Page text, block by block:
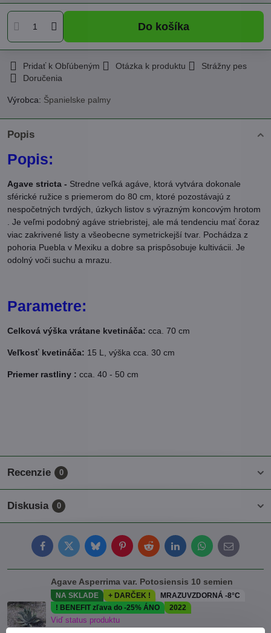
Do košíka
Pridať k Obľúbeným Otázka k produktu
Strážny pes
Doručenia
Výrobca: Španielske palmy
Popis
Popis:
Agave stricta - Stredne veľká agáve, ktorá vytvára dokonale
sférické ružice s priemerom do 80 cm, ktoré pozostávajú z
nespočetných tvrdých, úzkych listov s výrazným koncovým hrotom
. Je veľmi podobný agáve striebristej, ale má tendenciu mať čoraz
viac zakrivené listy a všeobecne symetrickejší tvar. Pochádza z
pohoria Puebla v Mexiku a dobre sa prispôsobuje kultivácii. Je
odolný voči suchu a mrazu.
Parametre:
Celková výška vrátane kvetináča: cca. 70 cm
Veľkosť kvetináča: 15 L, výška cca. 30 cm
Priemer rastliny : cca. 40 - 50 cm
Recenzie 0
Diskusia 0
FacebookTwitterBlueskyPinterestRedditLinkedInWhatsApp
E-
mail
Agave Asperrima var. Potosiensis 10 semien
NA SKLADE + DARČEK !
MRAZUVZDORNÁ -8°C
! BENEFIT zľava do -25% ÁNO
2022
Viď status produktu